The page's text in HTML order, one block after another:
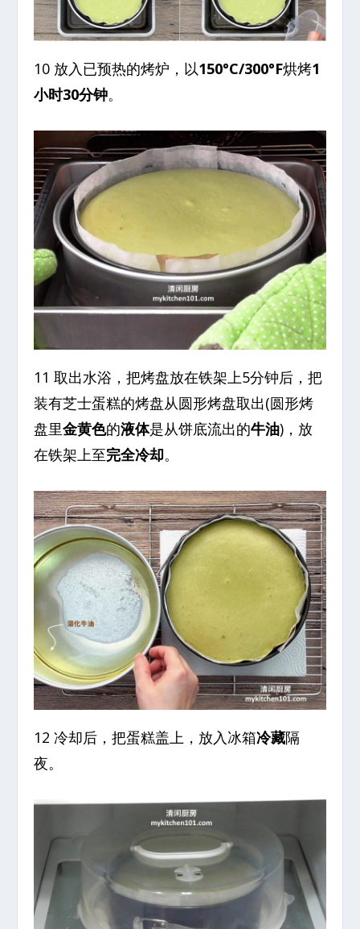
10 放入已预热的烤炉，以150°C/300°F烘烤1
小时30分钟。
11 取出水浴，把烤盘放在铁架上5分钟后，把
装有芝士蛋糕的烤盘从圆形烤盘取出(圆形烤
盘里金黄色的液体是从饼底流出的牛油)，放
在铁架上至完全冷却。
12 冷却后，把蛋糕盖上，放入冰箱冷藏隔
夜。